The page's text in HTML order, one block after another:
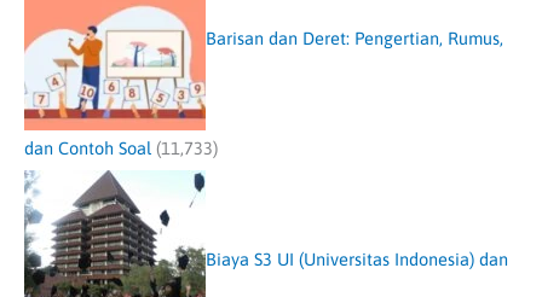
Barisan dan Deret: Pengertian, Rumus,
dan Contoh Soal (11,733)
Biaya S3 UI (Universitas Indonesia) dan